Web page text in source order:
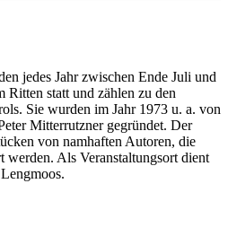
jedes Jahr zwischen Ende Juli und
statt und zählen zu den
Sie wurden im Jahr 1973 u. a. von
Mitterrutzner gegründet. Der
von namhaften Autoren, die
Als Veranstaltungsort dient